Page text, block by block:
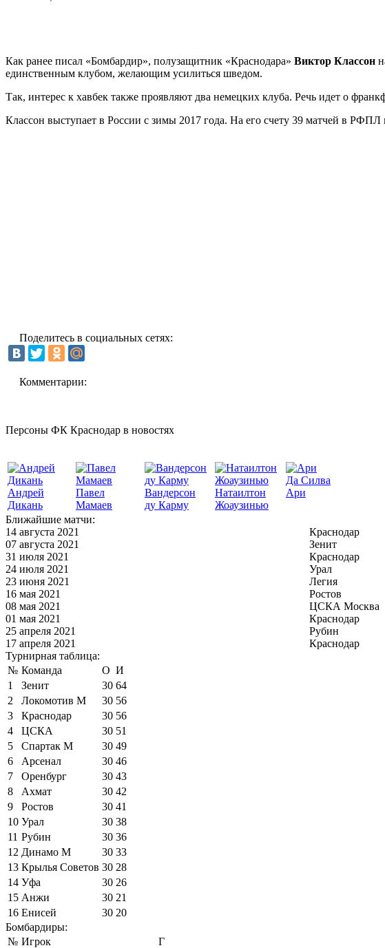
Как ранее писал «Бомбардир», полузащитник «Краснодара» Виктор Классон
единственным клубом, желающим усилиться шведом.
Так, интерес к хавбек также проявляют два немецких клуба. Речь идет о
Классон выступает в России с зимы 2017 года. На его счету 39 матчей в РФПЛ
Поделитесь в социальных сетях:
Комментарии:
Персоны ФК Краснодар в новостях
Андрей
Дикань
Павел
Мамаев
Вандерсон
ду Карму
Натаилтон
Жоаузинью
Да Силва
Ари
Ближайшие матчи:
14 августа 2021
Краснодар
07 августа 2021
Зенит
31 июля 2021
Краснодар
24 июля 2021
Урал
23 июня 2021
Легия
16 мая 2021
Ростов
08 мая 2021
ЦСКА Москва
01 мая 2021
Краснодар
25 апреля 2021
Рубин
17 апреля 2021
Краснодар
Турнирная таблица:
№ Команда О И
1
Зенит 30 64
2
Локомотив М 30 56
3
Краснодар 30 56
4
ЦСКА 30 51
5
Спартак М 30 49
6
Арсенал 30 46
7
Оренбург 30 43
8
Ахмат 30 42
9
Ростов 30 41
10 Урал 30 38
11 Рубин 30 36
12 Динамо М 30 33
13 Крылья Советов 30 28
14 Уфа 30 26
15 Анжи 30 21
16 Енисей 30 20
Бомбардиры:
№ Игрок
Г